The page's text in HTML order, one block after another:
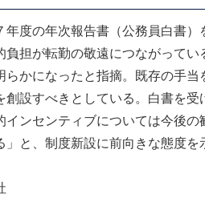
度の年次報告書（公務員白書）
負担が転勤の敬遠につながって
らかになったと指摘。既存の手
創設すべきとしている。白書を
インセンティブについては今後
」と、制度新設に前向きな態度を